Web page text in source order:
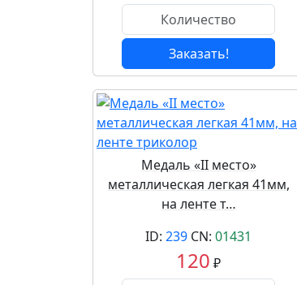
Заказать!
Медаль «II место»
металлическая легкая 41мм,
на ленте т…
ID: 239 CN: 01431
120 ₽